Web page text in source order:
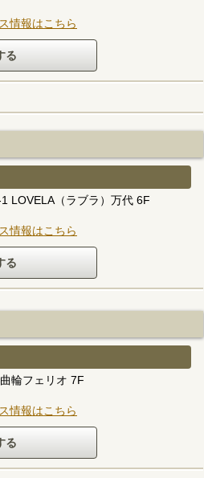
情報はこちら
LOVELA（ラブラ）万代 6F
情報はこちら
輪フェリオ 7F
情報はこちら